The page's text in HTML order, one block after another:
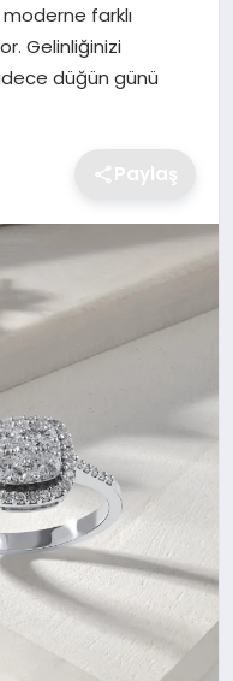
farklı
Gelinliğinizi
düğün günü
Paylaş